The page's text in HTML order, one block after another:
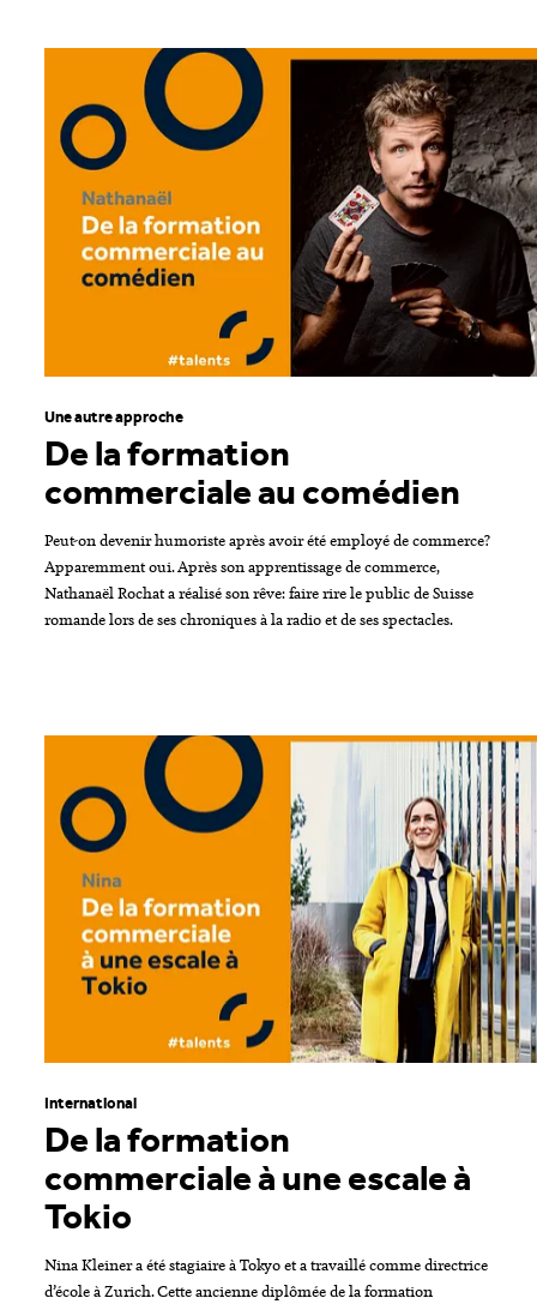
De la formation
commerciale au comédien
Une autre approche
Peut-on devenir humoriste après avoir été employé de commerce?
Apparemment oui. Après son apprentissage de commerce,
Nathanaël Rochat a réalisé son rêve: faire rire le public de Suisse
romande lors de ses chroniques à la radio et de ses spectacles.
De la formation
commerciale à une escale à
Tokio
International
Nina Kleiner a été stagiaire à Tokyo et a travaillé comme directrice
d’école à Zurich. Cette ancienne diplômée de la formation